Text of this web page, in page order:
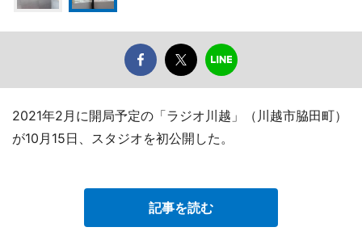
2021年2月に開局予定の「ラジオ川越」（川越市脇田町）
が10月15日、スタジオを初公開した。
記事を読む